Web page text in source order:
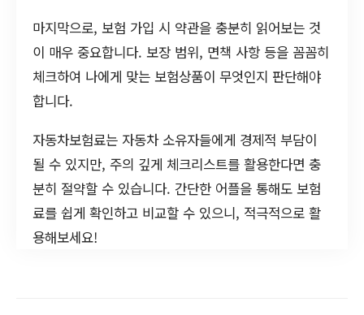
마지막으로, 보험 가입 시 약관을 충분히 읽어보는 것
이 매우 중요합니다. 보장 범위, 면책 사항 등을 꼼꼼히
체크하여 나에게 맞는 보험상품이 무엇인지 판단해야
합니다.
자동차보험료는 자동차 소유자들에게 경제적 부담이
될 수 있지만, 주의 깊게 체크리스트를 활용한다면 충
분히 절약할 수 있습니다. 간단한 어플을 통해도 보험
료를 쉽게 확인하고 비교할 수 있으니, 적극적으로 활
용해보세요!